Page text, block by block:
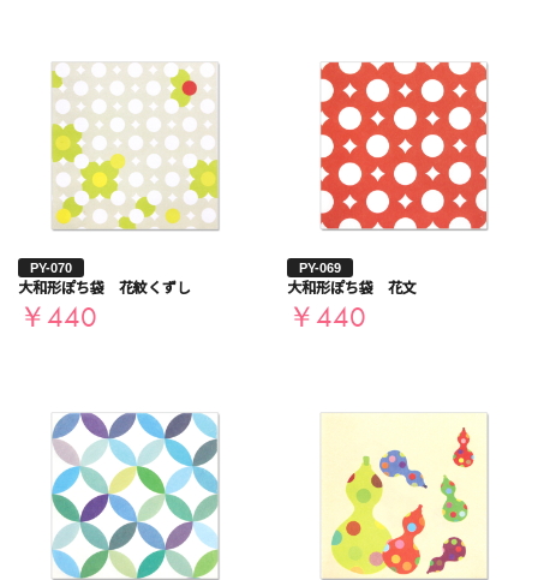
PY-070
大和形ぽち袋 花紋くずし
￥440
PY-069
大和形ぽち袋 花文
￥440